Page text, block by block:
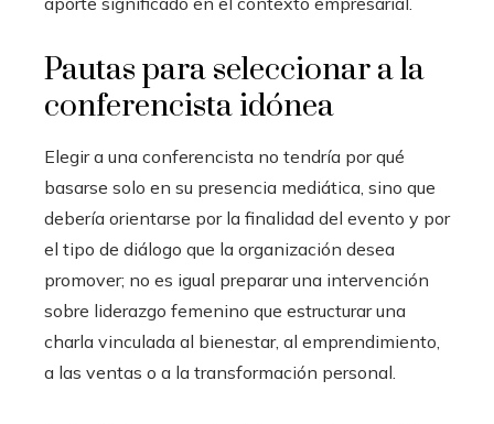
Pautas para seleccionar a la
conferencista idónea
Elegir a una conferencista no tendría por qué
basarse solo en su presencia mediática, sino que
debería orientarse por la finalidad del evento y por
el tipo de diálogo que la organización desea
promover; no es igual preparar una intervención
sobre liderazgo femenino que estructurar una
charla vinculada al bienestar, al emprendimiento,
a las ventas o a la transformación personal.